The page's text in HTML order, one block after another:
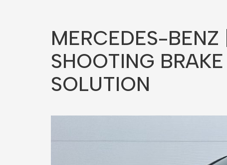
MERCEDES-
SHOOTING
SOLUTION